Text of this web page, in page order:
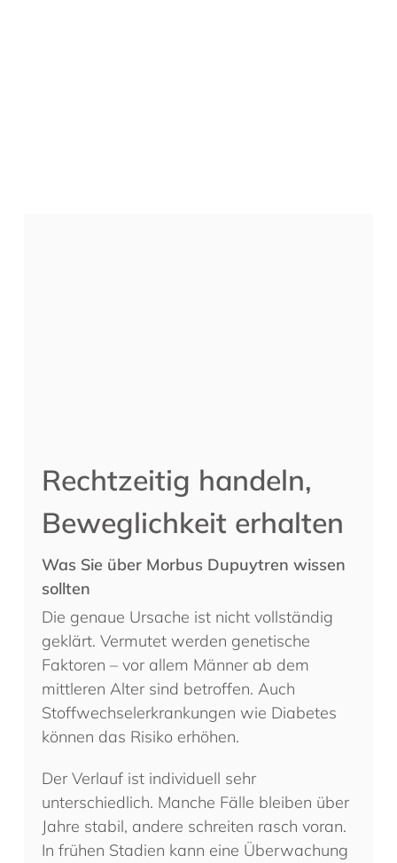
Rechtzeitig handeln,
Beweglichkeit erhalten
Was Sie über Morbus Dupuytren wissen
sollten
Die genaue Ursache ist nicht vollständig
geklärt. Vermutet werden genetische
Faktoren – vor allem Männer ab dem
mittleren Alter sind betroffen. Auch
Stoffwechselerkrankungen wie Diabetes
können das Risiko erhöhen.
Der Verlauf ist individuell sehr
unterschiedlich. Manche Fälle bleiben über
Jahre stabil, andere schreiten rasch voran.
In frühen Stadien kann eine Überwachung